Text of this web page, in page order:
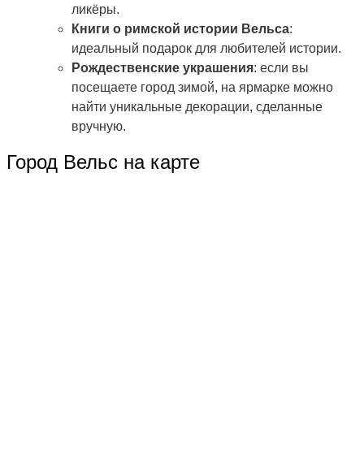
ликёры.
Книги о римской истории Вельса:
идеальный подарок для любителей истории.
Рождественские украшения: если вы
посещаете город зимой, на ярмарке можно
найти уникальные декорации, сделанные
вручную.
Город Вельс на карте